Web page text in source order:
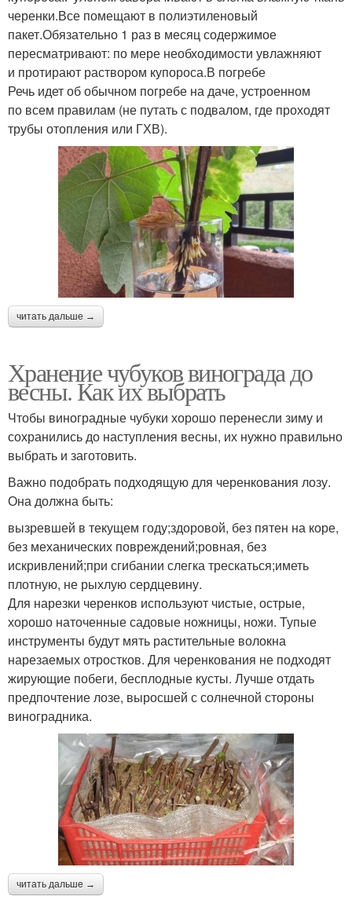
черенки.Все помещают в полиэтиленовый
пакет.Обязательно 1 раз в месяц содержимое
пересматривают: по мере необходимости увлажняют
и протирают раствором купороса.В погребе
Речь идет об обычном погребе на даче, устроенном
по всем правилам (не путать с подвалом, где проходят
трубы отопления или ГХВ).
читать дальше →
Хранение чубуков винограда до
весны. Как их выбрать
Чтобы виноградные чубуки хорошо перенесли зиму и
сохранились до наступления весны, их нужно правильно
выбрать и заготовить.
Важно подобрать подходящую для черенкования лозу.
Она должна быть:
вызревшей в текущем году;здоровой, без пятен на коре,
без механических повреждений;ровная, без
искривлений;при сгибании слегка трескаться;иметь
плотную, не рыхлую сердцевину.
Для нарезки черенков используют чистые, острые,
хорошо наточенные садовые ножницы, ножи. Тупые
инструменты будут мять растительные волокна
нарезаемых отростков. Для черенкования не подходят
жирующие побеги, бесплодные кусты. Лучше отдать
предпочтение лозе, выросшей с солнечной стороны
виноградника.
читать дальше →